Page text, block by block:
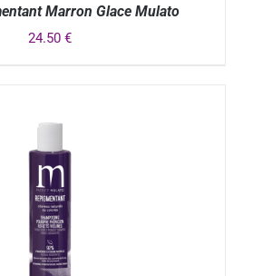
Marron Glace Mulato
24.50 €